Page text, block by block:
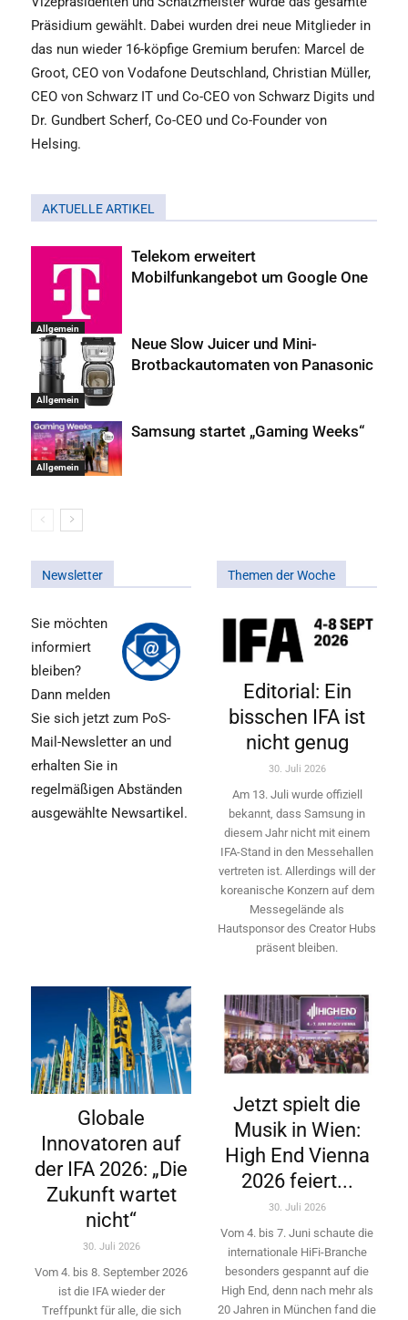
Präsidium gewählt. Dabei wurden drei neue Mitglieder in
das nun wieder 16-köpfige Gremium berufen: Marcel de
Groot, CEO von Vodafone Deutschland, Christian Müller,
CEO von Schwarz IT und Co-CEO von Schwarz Digits und
Dr. Gundbert Scherf, Co-CEO und Co-Founder von
Helsing.
AKTUELLE ARTIKEL
Allgemein
Telekom erweitert
Mobilfunkangebot um Google One
Allgemein
Neue Slow Juicer und Mini-
Brotbackautomaten von Panasonic
Allgemein
Samsung startet „Gaming Weeks“
Newsletter
Sie möchten
informiert
bleiben?
Dann melden
Sie sich jetzt zum PoS-
Mail-Newsletter an und
erhalten Sie in
regelmäßigen Abständen
ausgewählte Newsartikel.
Themen der Woche
Editorial: Ein
bisschen IFA ist
nicht genug
30. Juli 2026
Am 13. Juli wurde offiziell
bekannt, dass Samsung in
diesem Jahr nicht mit einem
IFA-Stand in den Messehallen
vertreten ist. Allerdings will ­der
koreanische Konzern auf dem
Messegelände als
Hautsponsor des Creator Hubs
präsent bleiben.
Globale
Innovatoren auf
der IFA 2026: „Die
Zukunft wartet
nicht“
30. Juli 2026
Vom 4. bis 8. September 2026
ist die IFA wieder der
Treffpunkt für alle, die sich
Jetzt spielt die
Musik in Wien:
High End Vienna
2026 feiert...
30. Juli 2026
Vom 4. bis 7. Juni schaute die
internationale HiFi-Branche
besonders gespannt auf die
High End, denn nach mehr als
20 Jahren in München fand die